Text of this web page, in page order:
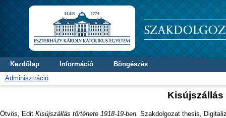
Kezdőlap Információ
Böngészés
Adminisztráció
Kisújszállás
Ötvös, Edit Kisújszállás története 1918-19-ben. Szakdolgozat thesis,